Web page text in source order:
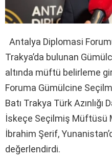
Antalya Diplomasi
Trakya’da bulunan
altında müftü belirleme
Foruma Gümülcine
Batı Trakya Türk Azınlığı
İskeçe Seçilmiş Müftüsü
İbrahim Şerif,
değerlendirdi.